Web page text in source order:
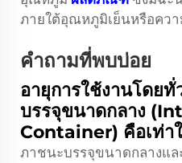
ภายใต้อุณหภูมิเย็นหรือคว
คำถามที่พบบ่อย
อายุการใช้งานโดย
บรรจุขนาดกลาง
Container) คือเท่า
ภาชนะบรรจุขนาดกลางแ